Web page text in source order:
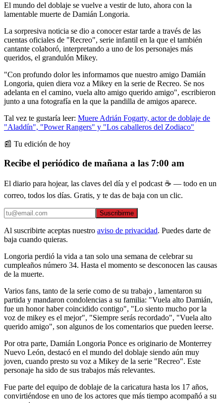
El mundo del doblaje se vuelve a vestir de luto, ahora con la
lamentable muerte de Damián Longoria.
La sorpresiva noticia se dio a conocer estar tarde a través de las
cuentas oficiales de "Recreo", serie infantil en la que el también
cantante colaboró, interpretando a uno de los personajes más
queridos, el grandulón Mikey.
"Con profundo dolor les informamos que nuestro amigo Damián
Longoria, quien diera voz a Mikey en la serie de Recreo. Se nos
adelanta en el camino, vuela alto amigo querido amigo", escribieron
junto a una fotografía en la que la pandilla de amigos aparece.
Tal vez te gustaría leer: Muere Adrián Fogarty, actor de doblaje de
"Aladdín", "Power Rangers" y "Los caballeros del Zodiaco"
📰 Tu edición de hoy
Recibe el periódico de mañana a las 7:00 am
El diario para hojear, las claves del día y el podcast ☕ — todo en un
correo, todos los días. Gratis, y te das de baja con un clic.
Suscribirme
Al suscribirte aceptas nuestro aviso de privacidad. Puedes darte de
baja cuando quieras.
Longoria perdió la vida a tan solo una semana de celebrar su
cumpleaños número 34. Hasta el momento se desconocen las causas
de la muerte.
Varios fans, tanto de la serie como de su trabajo , lamentaron su
partida y mandaron condolencias a su familia: "Vuela alto Damián,
fue un honor haber coincidido contigo", "Lo siento mucho por la
voz de mikey es el mejor", "Siempre serás recordado", "Vuela alto
querido amigo", son algunos de los comentarios que pueden leerse.
Por otra parte, Damián Longoria Ponce es originario de Monterrey
Nuevo León, destacó en el mundo del doblaje siendo aún muy
joven, cuando presto su voz a Mikey de la serie "Recreo". Este
personaje ha sido de sus trabajos más relevantes.
Fue parte del equipo de doblaje de la caricatura hasta los 17 años,
convirtiéndose en uno de los actores que más tiempo acompañó a su